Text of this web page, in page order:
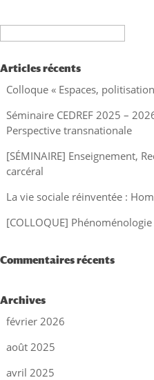
Articles récents
Colloque « Espaces,
Séminaire CEDREF 2025 –
Perspective transnationale
[SÉMINAIRE] Enseignement,
carcéral
La vie sociale réinventée :
[COLLOQUE]
Commentaires récents
Archives
février 2026
août 2025
avril 2025